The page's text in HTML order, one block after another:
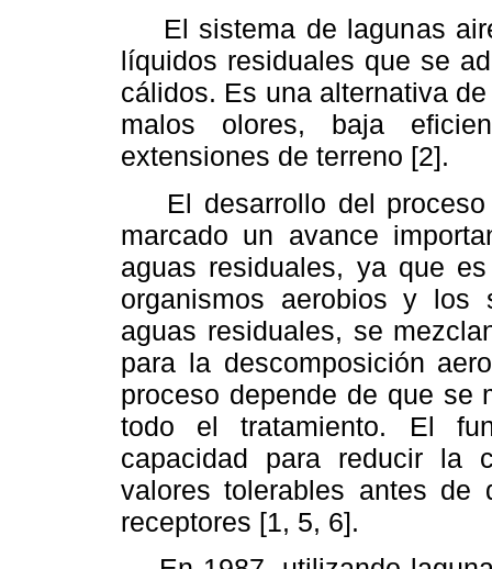
El sistema de lagunas
líquidos residuales que se
cálidos. Es una alternativa
malos olores, baja
extensiones de terreno [2].
El desarrollo del proceso
marcado un avance
aguas residuales, ya que
organismos aerobios y los
aguas residuales, se
para la descomposición
proceso depende de que se
todo el tratamiento. El
capacidad para reducir la
valores tolerables antes de
receptores [1, 5, 6].